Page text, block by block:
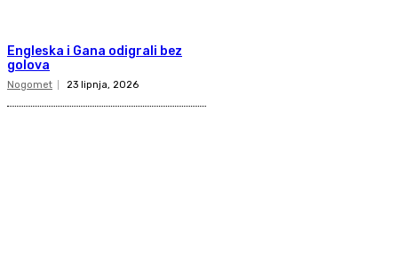
Engleska i Gana odigrali bez
golova
Nogomet 23 lipnja, 2026